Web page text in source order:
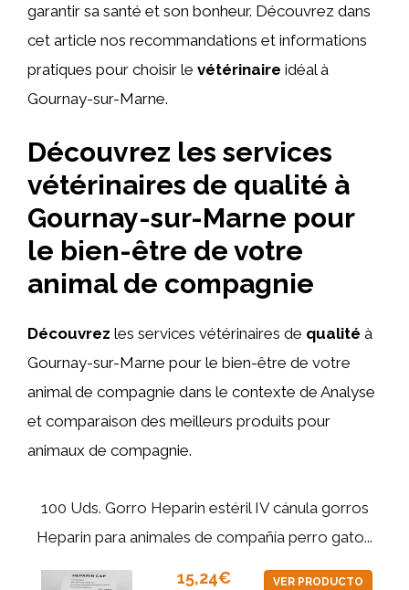
garantir sa santé et son bonheur. Découvrez dans
cet article nos recommandations et informations
pratiques pour choisir le vétérinaire idéal à
Gournay-sur-Marne.
Découvrez les services
vétérinaires de qualité à
Gournay-sur-Marne pour
le bien-être de votre
animal de compagnie
Découvrez les services vétérinaires de qualité à
Gournay-sur-Marne pour le bien-être de votre
animal de compagnie dans le contexte de Analyse
et comparaison des meilleurs produits pour
animaux de compagnie.
100 Uds. Gorro Heparin estéril IV cánula gorros
Heparin para animales de compañía perro gato...
15,24€ VER PRODUCTO